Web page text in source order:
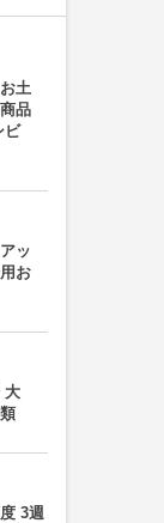
土
品
ビ
ッ
お
大
3週